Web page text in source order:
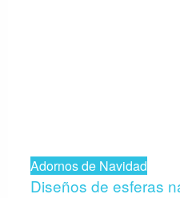
Adornos de Navidad
Diseños de esferas